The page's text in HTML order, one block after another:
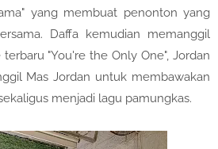
yang membuat penonton yang
Daffa kemudian memanggil
"You're the Only One", Jordan
Mas Jordan untuk membawakan
menjadi lagu pamungkas.